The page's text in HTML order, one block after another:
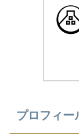
プロフィー